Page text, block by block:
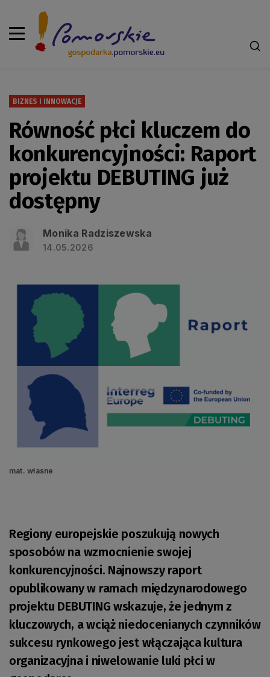
BIZNES I INNOWACJE
Równość płci kluczem do
konkurencyjności: Raport
projektu DEBUTING już
dostępny
Monika Radziszewska
14.05.2026
mat. własne
Regiony europejskie poszukują nowych
sposobów na wzmocnienie swojej
konkurencyjności. Najnowszy raport
opublikowany w ramach międzynarodowego
projektu DEBUTING wskazuje, że jednym z
kluczowych, a wciąż niedocenianych czynników
sukcesu rynkowego jest włączająca kultura
organizacyjna i niwelowanie luki płci w